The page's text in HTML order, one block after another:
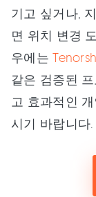
기고 싶거나,
면 위치 변경
우에는
같은 검증된
고 효과적인
시기 바랍니다.